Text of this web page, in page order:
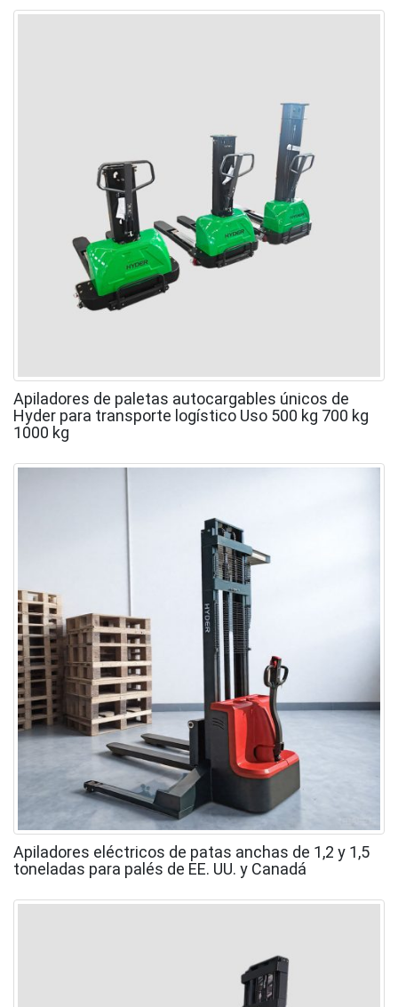
Apiladores de paletas autocargables únicos de
Hyder para transporte logístico Uso 500 kg 700 kg
1000 kg
Apiladores eléctricos de patas anchas de 1,2 y 1,5
toneladas para palés de EE. UU. y Canadá